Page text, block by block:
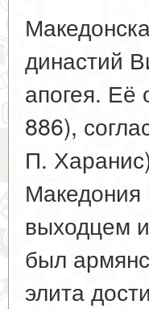
династий
апогея. Её
886),
П.
Македония
выходцем
был
элита